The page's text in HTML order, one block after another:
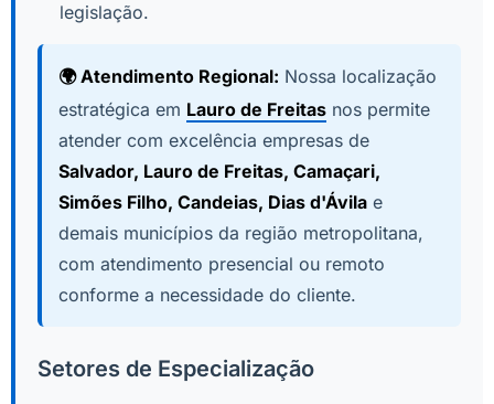
legislação.
🌍 Atendimento Regional: Nossa localização
estratégica em Lauro de Freitas nos permite
atender com excelência empresas de
Salvador, Lauro de Freitas, Camaçari,
Simões Filho, Candeias, Dias d'Ávila e
demais municípios da região metropolitana,
com atendimento presencial ou remoto
conforme a necessidade do cliente.
Setores de Especialização